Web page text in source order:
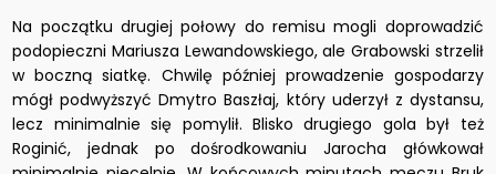
Na początku drugiej połowy do remisu mogli doprowadzić
podopieczni Mariusza Lewandowskiego, ale Grabowski strzelił
w boczną siatkę. Chwilę później prowadzenie gospodarzy
mógł podwyższyć Dmytro Baszłaj, który uderzył z dystansu,
lecz minimalnie się pomylił. Blisko drugiego gola był też
Roginić, jednak po dośrodkowaniu Jarocha główkował